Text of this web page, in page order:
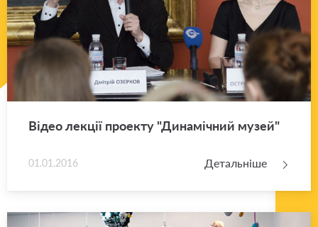
Відео ле­кції про­е­кту "Ди­на­мі­чний музей"
01.01.2016 Детальніше